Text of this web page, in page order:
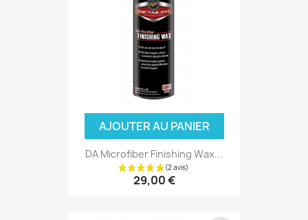
AJOUTER AU PANIER
DA Microfiber Finishing Wax...
29,00 €